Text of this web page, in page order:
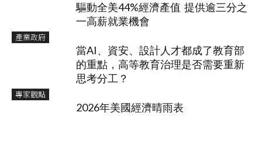
驅動全美44%經濟產值 提供逾三分之
一高薪就業機會
產業政府
當AI、資安、設計人才都成了教育部
的重點，高等教育治理是否需要重新
思考分工？
專家觀點
2026年美國經濟晴雨表